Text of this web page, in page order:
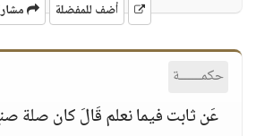
أضف للمفضلة
حكمــــــة
عَن ثابت فيما نعلم قَالَ كان صلة